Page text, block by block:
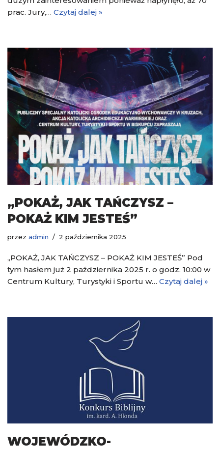
prac. Jury,… Czytaj dalej »
„POKAŻ, JAK TAŃCZYSZ –
POKAŻ KIM JESTEŚ”
przez admin 2 października 2025
„POKAŻ, JAK TAŃCZYSZ – POKAŻ KIM JESTEŚ” Pod
tym hasłem już 2 października 2025 r. o godz. 10:00 w
Centrum Kultury, Turystyki i Sportu w… Czytaj dalej »
WOJEWÓDZKO-